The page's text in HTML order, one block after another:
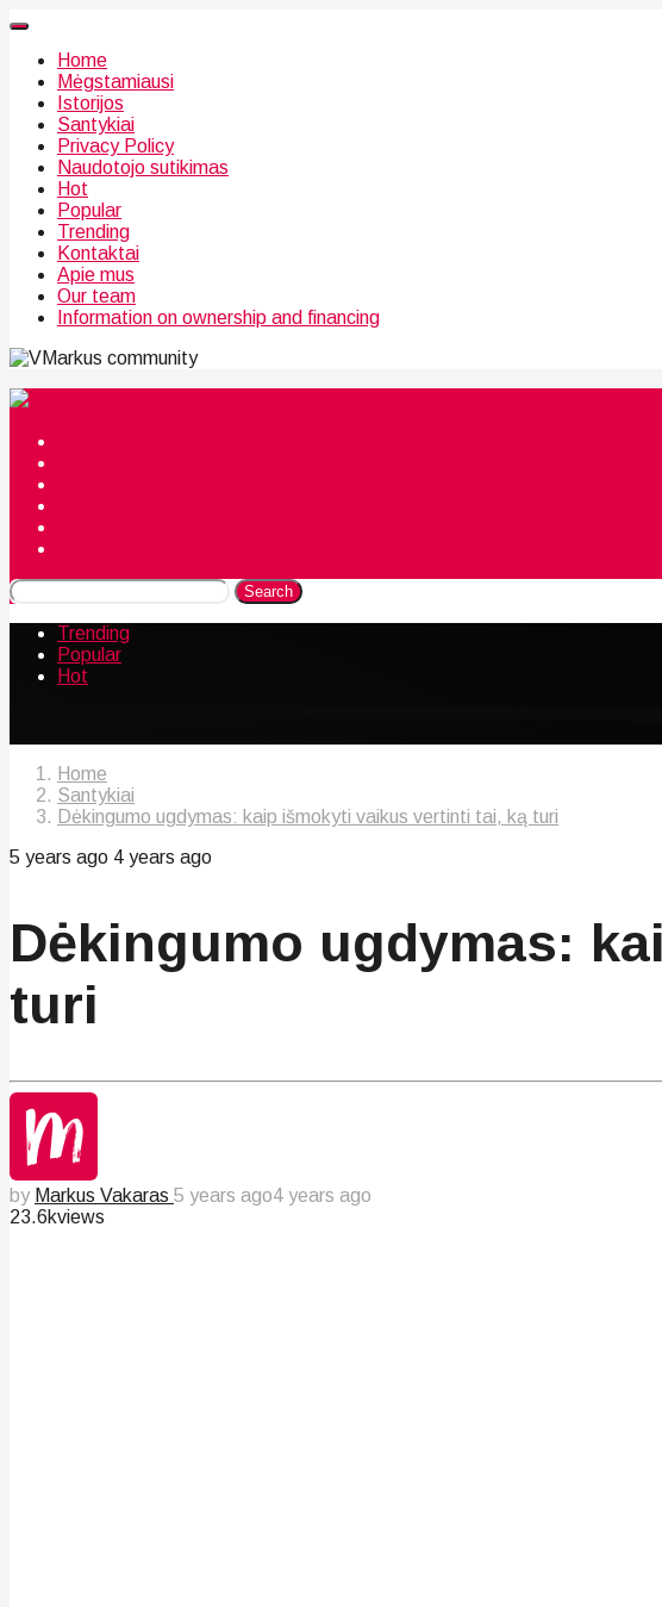
Home
Mėgstamiausi
Istorijos
Santykiai
Privacy Policy
Naudotojo sutikimas
Hot
Popular
Trending
Kontaktai
Apie mus
Our team
Information on ownership and financing
community
Search
Trending
Popular
Hot
Home
Santykiai
Dėkingumo ugdymas: kaip išmokyti vaikus vertinti tai, ką turi
5 years ago 4 years ago
Dėkingumo ugdymas:
turi
by Markus Vakaras 5 years ago4 years ago
23.6kviews